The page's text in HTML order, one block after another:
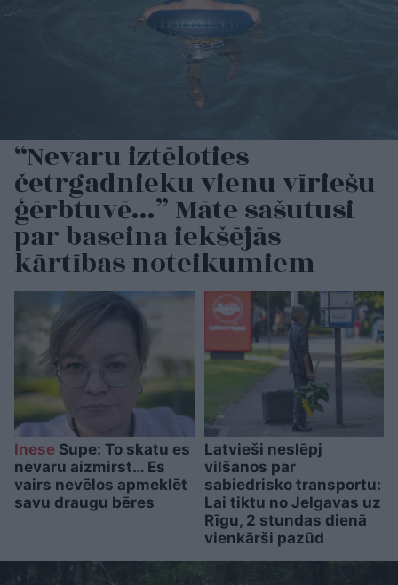
“Nevaru iztēloties
četrgadnieku vienu vīriešu
ģērbtuvē…” Māte sašutusi
par baseina iekšējās
kārtības noteikumiem
Inese Supe: To skatu es
nevaru aizmirst… Es
vairs nevēlos apmeklēt
savu draugu bēres
Latvieši neslēpj
vilšanos par
sabiedrisko transportu:
Lai tiktu no Jelgavas uz
Rīgu, 2 stundas dienā
vienkārši pazūd